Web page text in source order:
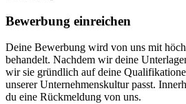
Bewerbung einreichen
Deine Bewerbung wird von uns mit
behandelt. Nachdem wir deine
wir sie gründlich auf deine
unserer Unternehmenskultur passt.
du eine Rückmeldung von uns.